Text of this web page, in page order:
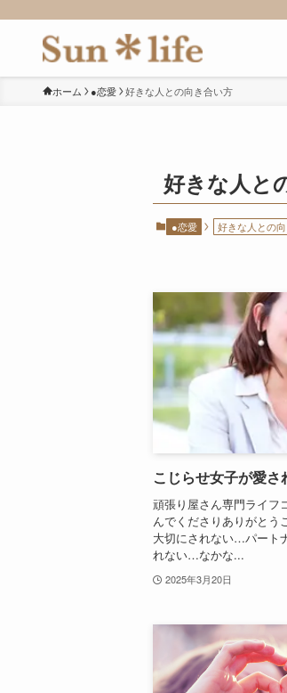
ホーム ●恋愛 好きな人との向き合い方
好きな人と
●恋愛 好きな人との
こじらせ女子が愛さ
頑張り屋さん専門ライフ
んでくださりありがとう
大切にされない…パート
れない…なかな...
2025年3月20日